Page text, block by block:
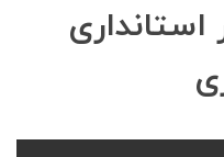
استانداری